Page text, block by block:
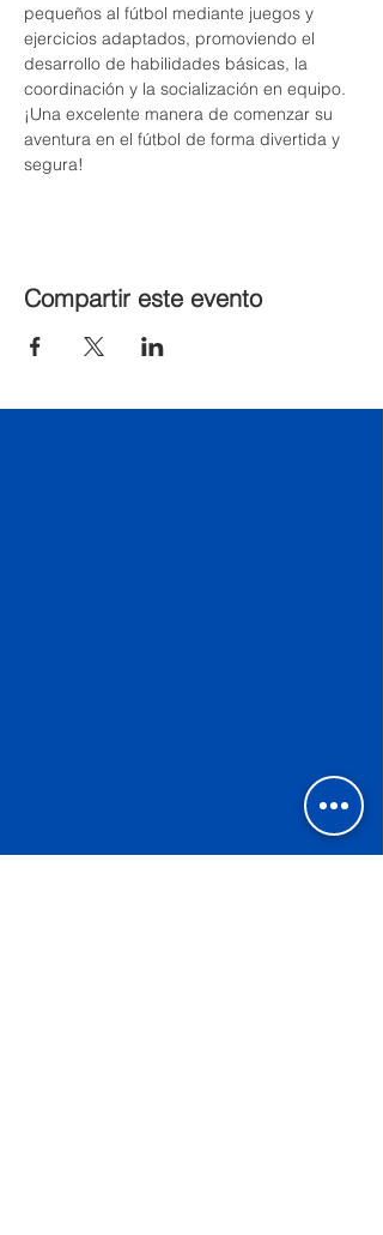
pequeños al fútbol mediante juegos y
ejercicios adaptados, promoviendo el
desarrollo de habilidades básicas, la
coordinación y la socialización en equipo.
¡Una excelente manera de comenzar su
aventura en el fútbol de forma divertida y
segura!
Compartir este evento